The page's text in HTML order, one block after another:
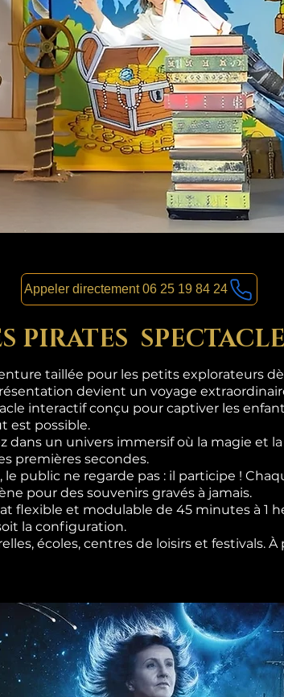
Appeler directement 06 25 19 84 24
PIRATES
taillée pour les petits explorateurs
devient un voyage
interactif conçu pour captiver les
est possible.
dans un univers immersif où la magie et
premières secondes.
public ne regarde pas : il participe !
pour des souvenirs gravés à jamais.
flexible et modulable de 45 minutes à 1
la configuration.
écoles, centres de loisirs et festivals.